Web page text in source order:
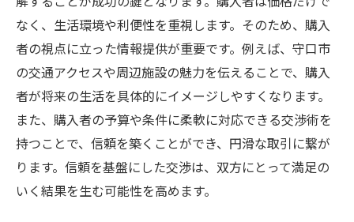
なく、生活環境や利便性を重視します。そのため、購入
者の視点に立った情報提供が重要です。例えば、守口市
の交通アクセスや周辺施設の魅力を伝えることで、購入
者が将来の生活を具体的にイメージしやすくなります。
また、購入者の予算や条件に柔軟に対応できる交渉術を
持つことで、信頼を築くことができ、円滑な取引に繋が
ります。信頼を基盤にした交渉は、双方にとって満足の
いく結果を生む可能性を高めます。